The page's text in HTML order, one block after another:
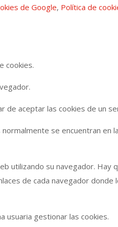
de Google, Política de
cookies.
de aceptar las cookies de un
se encuentran en
utilizando su navegador. Hay
de cada navegador donde
usuaria gestionar las cookies.